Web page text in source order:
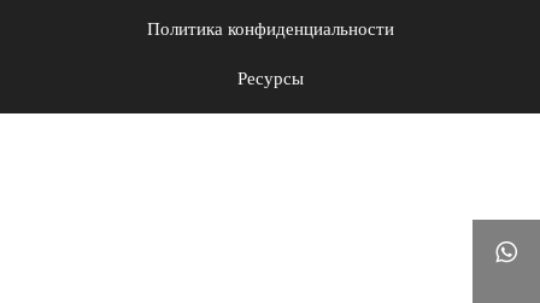
Политика конфиденциальности
Ресурсы
